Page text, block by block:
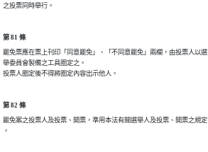
之投票同時舉行。
第 81 條
罷免票應在票上刊印「同意罷免」、「不同意罷免」兩欄，由投票人以選
舉委員會製備之工具圈定之。
第 82 條
罷免案之投票人及投票、開票，準用本法有關選舉人及投票、開票之規定